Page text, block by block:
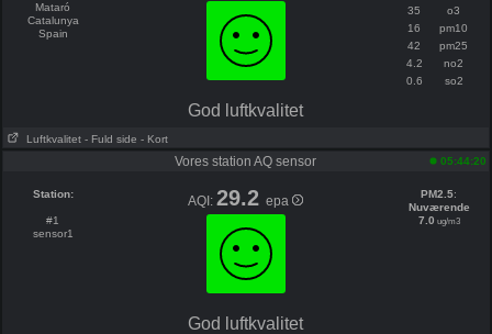
Mataró
Catalunya
Spain
35
o3
16
pm10
42
pm25
4.2
no2
0.6
so2
God luftkvalitet
Luftkvalitet - Fuld side - Kort
Vores station AQ sensor 05:44:20
Station:
#1
sensor1
AQI:29.2epa PM2.5:
Nuværende
7.0 ug/m3
God luftkvalitet